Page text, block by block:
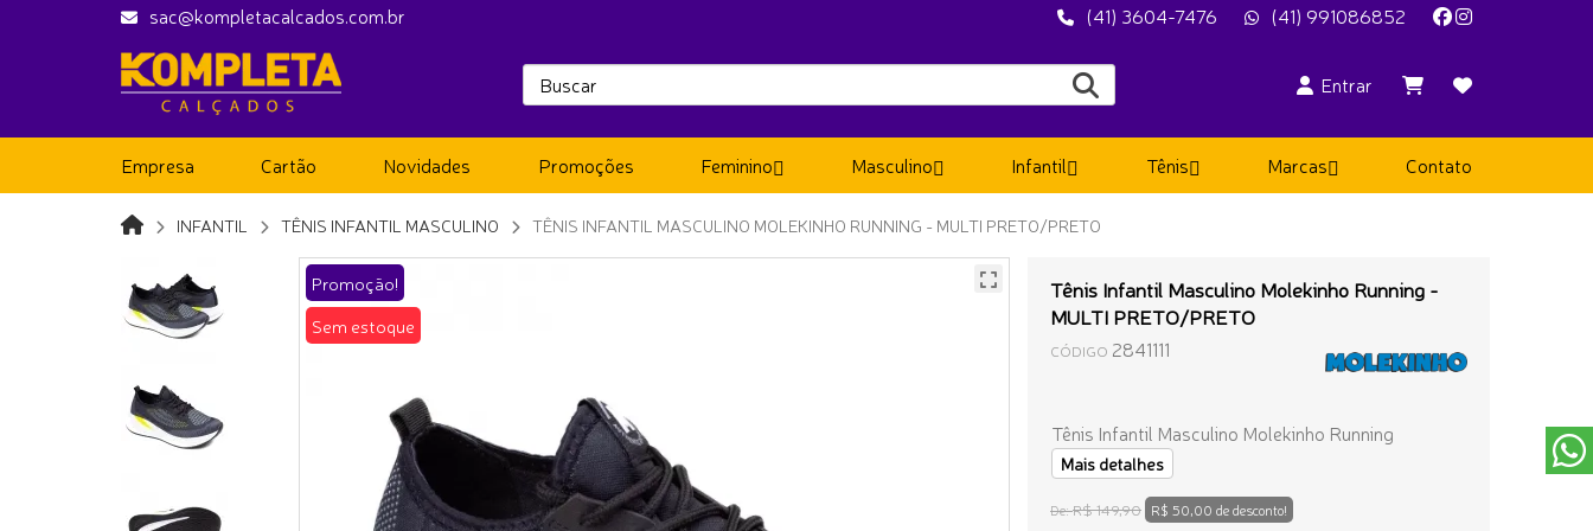
sac@kompletacalcados.com.br (41) 3604-7476 (41) 991086852
Entrar
Empresa Cartão Novidades Promoções Feminino Masculino Infantil Tênis Marcas Contato
INFANTIL TÊNIS INFANTIL MASCULINO TÊNIS INFANTIL MASCULINO MOLEKINHO RUNNING - MULTI PRETO/PRETO
Promoção!
Sem estoque
Tênis Infantil Masculino Molekinho Running -
MULTI PRETO/PRETO
CÓDIGO 2841111
Tênis Infantil Masculino Molekinho Running
Mais detalhes
De:R$ 149,90 R$ 50,00 de desconto!